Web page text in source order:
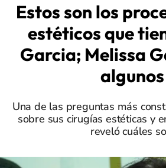
Estos son los
estéticos que
Garcia; Melissa
algunos
Una de las preguntas más
sobre sus cirugías estéticas y
reveló cuáles